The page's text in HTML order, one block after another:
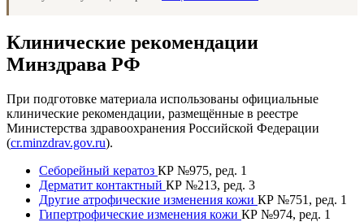
Клинические рекомендации
Минздрава РФ
При подготовке материала использованы официальные
клинические рекомендации, размещённые в реестре
Министерства здравоохранения Российской Федерации
(cr.minzdrav.gov.ru).
Себорейный кератоз КР №975, ред. 1
Дерматит контактный КР №213, ред. 3
Другие атрофические изменения кожи КР №751, ред. 1
Гипертрофические изменения кожи КР №974, ред. 1